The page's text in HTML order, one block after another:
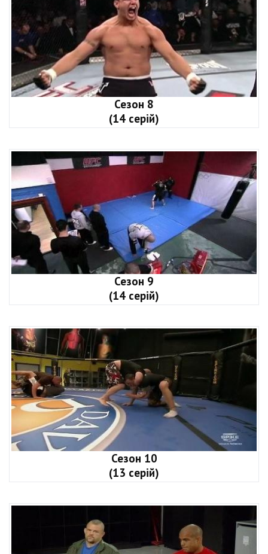
Сезон 8
(14 серій)
Сезон 9
(14 серій)
Сезон 10
(13 серій)